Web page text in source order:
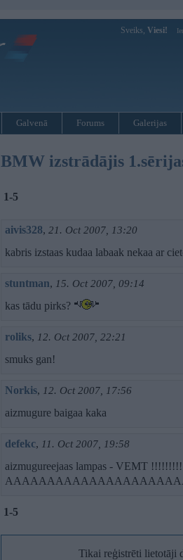
Sveiks, Viesi!
Galvenā Forums Galerijas
BMW izstrādājis
1-5
aivis328, 21. Oct 2007, 13:20
kabris izstaas kudaa labaak nekaa ar
stuntman, 15. Oct 2007, 09:14
kas tādu pirks?
roliks, 12. Oct 2007, 22:21
smuks gan!
Norkis, 12. Oct 2007, 17:56
aizmugure baigaa kaka
defekc, 11. Oct 2007, 19:58
aizmugureejaas lampas - VEMT !!!!!!!!!
1-5
Tikai reģistrēti lietotāji